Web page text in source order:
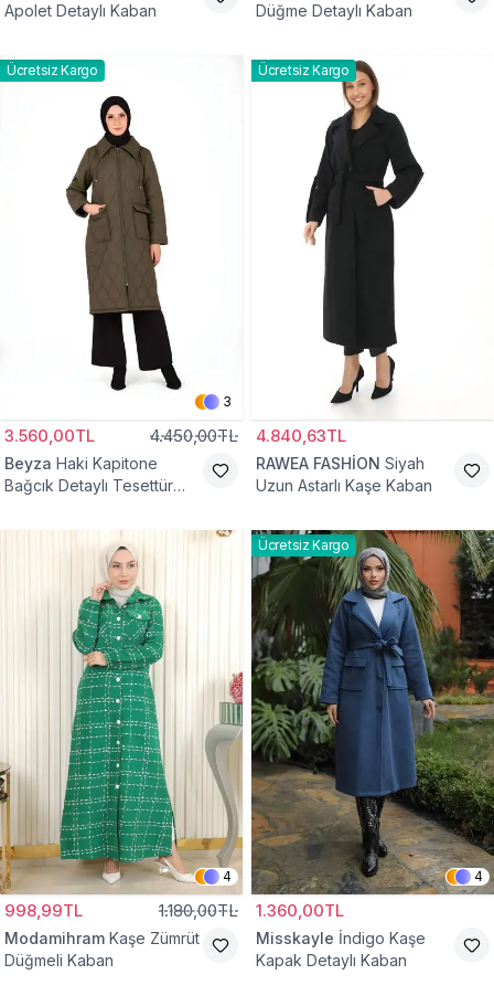
Apolet Detaylı Kaban
Düğme Detaylı Kaban
Ücretsiz Kargo
3
3.560,00TL 4.450,00TL
Beyza Haki Kapitone
Bağcık Detaylı Tesettür
Ücretsiz Kargo
4.840,63TL
RAWEA FASHİON Siyah
Uzun Astarlı Kaşe Kaban
4
998,99TL 1.180,00TL
Modamihram Kaşe Zümrüt
Düğmeli Kaban
Ücretsiz Kargo
4
1.360,00TL
Misskayle İndigo Kaşe
Kapak Detaylı Kaban